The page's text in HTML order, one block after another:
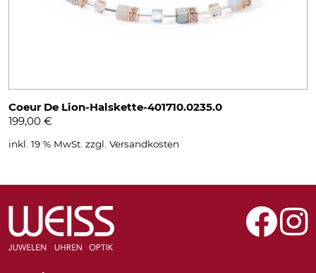
Coeur De Lion-Halskette-401710.0235.0
199,00 €
inkl. 19 % MwSt. zzgl. Versandkosten